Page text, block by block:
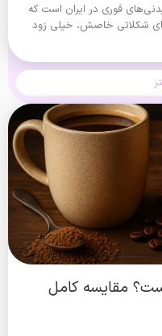
فوری در ایران است که
شکلاتی خاصش، خیلی زود
مقایسه کامل